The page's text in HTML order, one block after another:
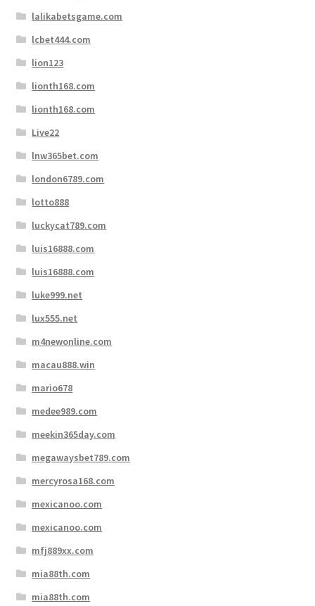
lalikabetsgame.com
lcbet444.com
lion123
lionth168.com
lionth168.com
Live22
lnw365bet.com
london6789.com
lotto888
luckycat789.com
luis16888.com
luis16888.com
luke999.net
lux555.net
m4newonline.com
macau888.win
mario678
medee989.com
meekin365day.com
megawaysbet789.com
mercyrosa168.com
mexicanoo.com
mexicanoo.com
mfj889xx.com
mia88th.com
mia88th.com